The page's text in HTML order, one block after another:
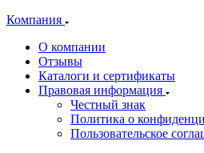
Компания
О компании
Отзывы
Каталоги и сертификаты
Правовая информация
Честный знак
Политика о
Пользовательское